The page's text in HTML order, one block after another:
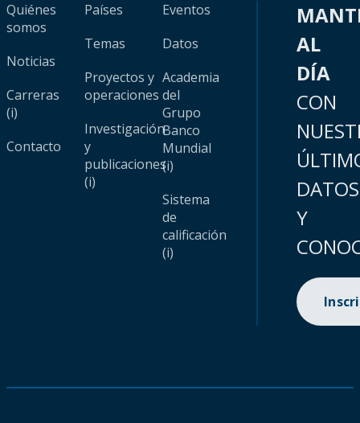
Quiénes
somos
Noticias
Carreras
(i)
Contacto
Países
Temas
Proyectos y
operaciones
Investigación
y
publicaciones
(i)
Eventos
Datos
Academia
del
Grupo
Banco
Mundial
(i)
Sistema
de
calificación
(i)
AL
DÍA
CON
DATOS
Y